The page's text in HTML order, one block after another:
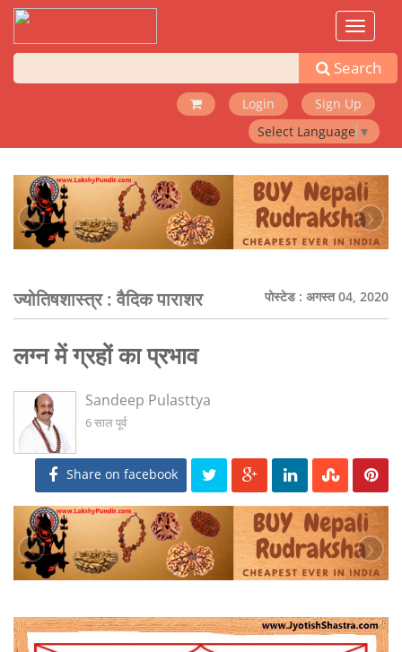
Toggle
Search
Login
Sign Up
Select Language ▼
‹ ›
ज्योतिषशास्त्र :वैदिक पाराशर पोस्टेड : अगस्त 04, 2020
लग्न में ग्रहों का प्रभाव
Sandeep Pulasttya
6 साल पूर्व
Share on facebook
‹ ›